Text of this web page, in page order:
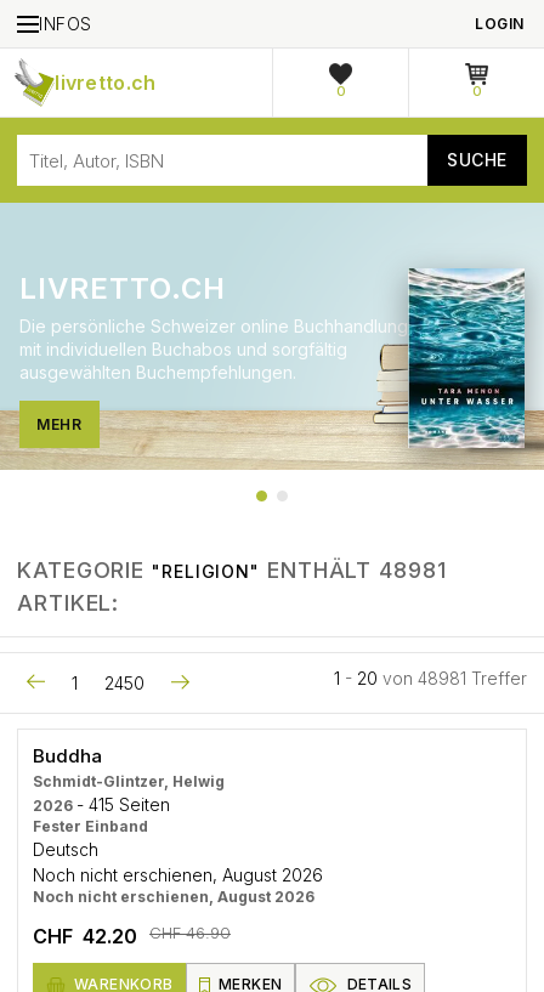
INFOS LOGIN
livretto.ch 0 0
LIVRETTO.CH
Die persönliche Schweizer online Buchhandlung
mit individuellen Buchabos und sorgfältig
ausgewählten Buchempfehlungen.
MEHR
KATEGORIE "RELIGION" ENTHÄLT 48981
ARTIKEL:
1 2450 1 - 20 von 48981 Treffer
Buddha
Schmidt-Glintzer, Helwig
2026 - 415 Seiten
Fester Einband
Deutsch
Noch nicht erschienen, August 2026
Noch nicht erschienen, August 2026
CHF 42.20 CHF 46.90
WARENKORB MERKEN DETAILS